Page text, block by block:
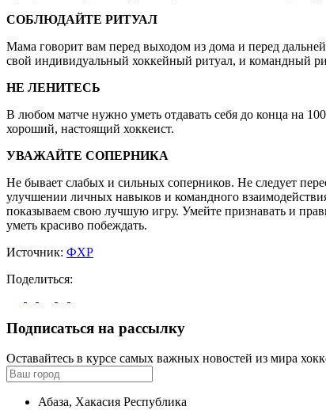
СОБЛЮДАЙТЕ РИТУАЛ
Мама говорит вам перед выходом из дома и перед
свой индивидуальный хоккейный ритуал, и командный
НЕ ЛЕНИТЕСЬ
В любом матче нужно уметь отдавать себя до конца на
хороший, настоящий хоккеист.
УВАЖАЙТЕ СОПЕРНИКА
Не бывает слабых и сильных соперников. Не следует
улучшении личных навыков и командного
показываем свою лучшую игру. Умейте признавать и
уметь красиво побеждать.
Источник: ФХР
Поделиться:
Подписаться на рассылку
Оставайтесь в курсе самых важных новостей из мира
Абаза, Хакасия Республика